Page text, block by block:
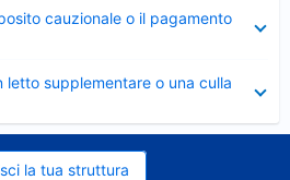
cauzionale o il pagamento
letto supplementare o una culla
la tua struttura